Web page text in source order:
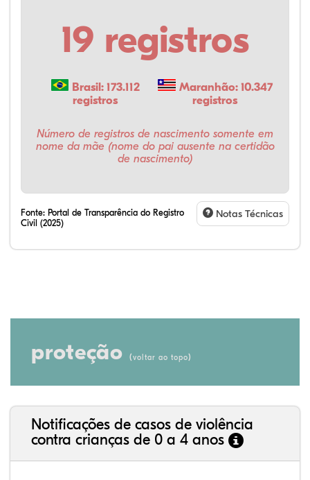
19 registros
Brasil: 173.112
registros
Maranhão: 10.347
registros
Número de registros de nascimento somente em
nome da mãe (nome do pai ausente na certidão
de nascimento)
Fonte: Portal de Transparência do Registro
Civil (2025)
Notas Técnicas
proteção (voltar ao topo)
Notificações de casos de violência
contra crianças de 0 a 4 anos